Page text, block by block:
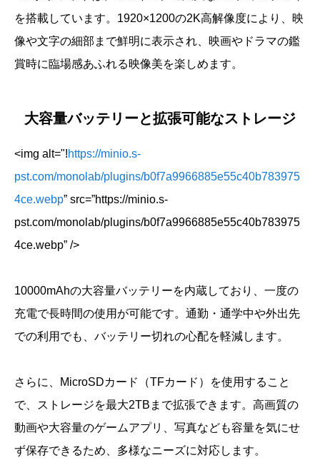
を搭載しています。1920×1200の2K高解像度により、映
像や文字の細部まで鮮明に表示され、映画やドラマの鑑
賞時に臨場感あふれる映像美を楽しめます。
大容量バッテリーと拡張可能なストレージ
<img alt="!https://minio.s-
pst.com/monolab/plugins/b0f7a9966885e55c40b783975
4ce.webp” src=”https://minio.s-
pst.com/monolab/plugins/b0f7a9966885e55c40b783975
4ce.webp” />
10000mAhの大容量バッテリーを内蔵しており、一度の
充電で長時間の使用が可能です。通勤・通学中や外出先
での利用でも、バッテリー切れの心配を軽減します。
さらに、MicroSDカード（TFカード）を使用すること
で、ストレージを最大2TBまで拡張できます。高画質の
動画や大容量のゲームアプリ、写真なども容量を気にせ
ず保存できるため、多様なニーズに対応します。